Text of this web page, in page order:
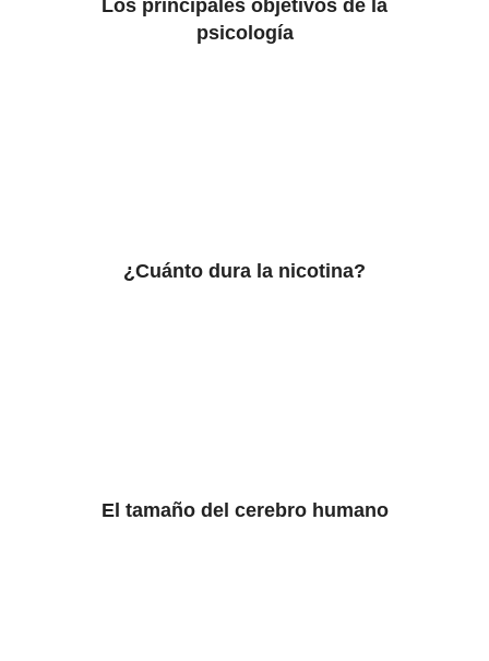
Los principales objetivos de la
psicología
¿Cuánto dura la nicotina?
El tamaño del cerebro humano